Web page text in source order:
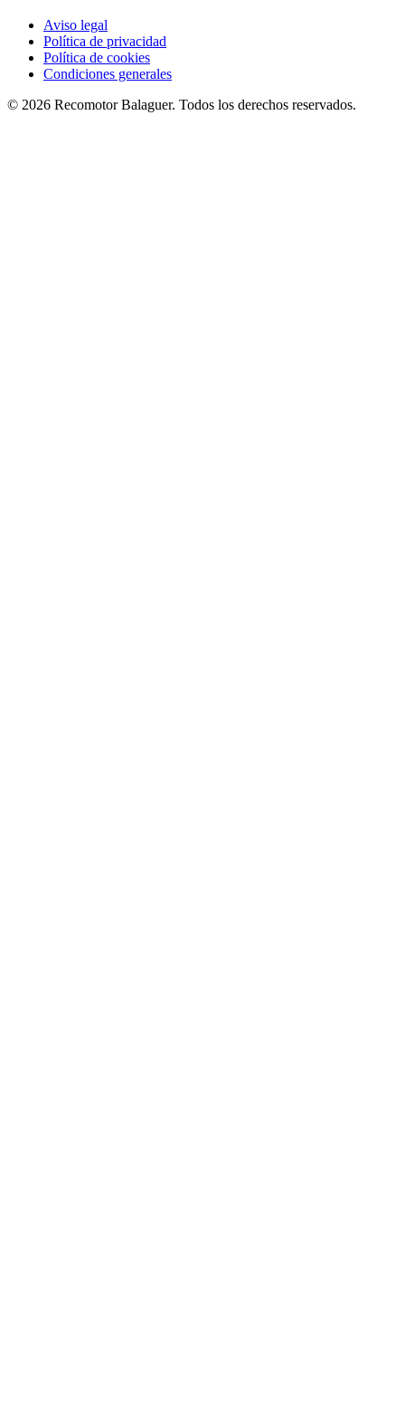
Aviso legal
Política de privacidad
Política de cookies
Condiciones generales
© 2026 RecomotorBalaguer. Todos los derechos reservados.